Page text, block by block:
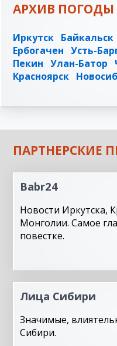
АРХИВ ПОГОДЫ
Иркутск Байкальск
Ербогачен Усть-
Пекин Улан-Батор
Красноярск
ПАРТНЕРСКИЕ
Babr24
Новости Иркутска,
Монголии. Самое
повестке.
Лица Сибири
Значимые,
Сибири.